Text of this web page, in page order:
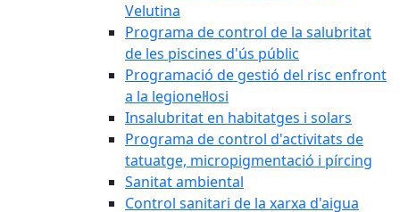
Velutina
Programa de control de la salubritat
de les piscines d'ús públic
Programació de gestió del risc enfront
a la legionel·losi
Insalubritat en habitatges i solars
Programa de control d'activitats de
tatuatge, micropigmentació i pírcing
Sanitat ambiental
Control sanitari de la xarxa d'aigua